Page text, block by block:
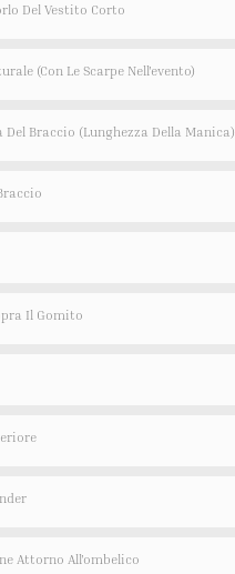
Del Vestito Corto
(con Le Scarpe Nell'evento)
Del Braccio (lunghezza Della Manica)
Il Gomito
Attorno All'ombelico